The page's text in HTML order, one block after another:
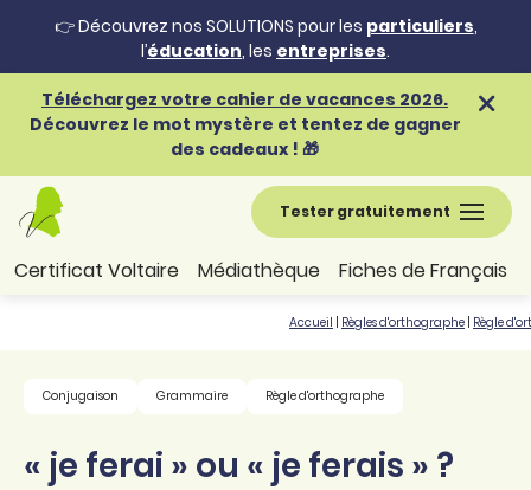
👉 Découvrez nos SOLUTIONS pour les particuliers,
l’éducation, les entreprises.
Téléchargez votre cahier de vacances 2026.
Découvrez le mot mystère et tentez de gagner
des cadeaux ! 🎁
Tester gratuitement
Certificat Voltaire Médiathèque Fiches de Français
Accueil Règles d'orthographe Règle
Conjugaison Grammaire Règle d'orthographe
« je ferai » ou « je ferais » ?